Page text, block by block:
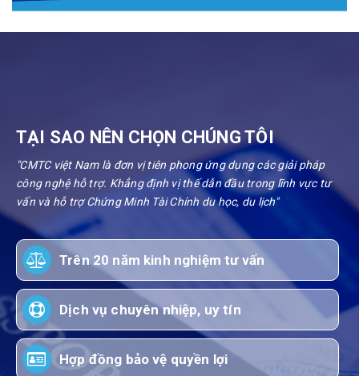
TẠI SAO NÊN CHỌN CHÚNG TÔI
"CMTC việt Nam là đơn vị tiên phong ứng dụng các giải pháp
công nghệ hỗ trợ. Khẳng định vị thế dẫn đầu trong lĩnh vực tư
vấn và hỗ trợ Chứng Minh Tài Chính du học, du lịch"
Trên 20 năm kinh nghiệm tư vấn
Dịch vụ chuyên nhiệp, uy tín
Hợp đồng bảo vệ quyền lợi